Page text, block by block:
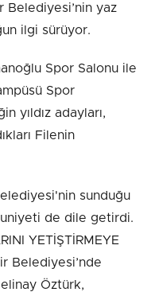
Belediyesi’nin yaz
ilgi sürüyor.
Spor Salonu ile
Spor
yıldız adayları,
Filenin
sunduğu
de dile getirdi.
YETİŞTİRMEYE
Belediyesi’nde
Öztürk,